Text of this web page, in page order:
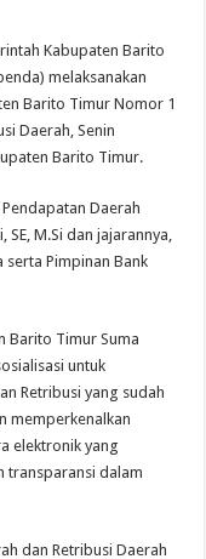
Kabupaten Barito
melaksanakan
Barito Timur Nomor 1
Daerah, Senin
Barito Timur.
Daerah
M.Si dan jajarannya,
serta Pimpinan Bank
Barito Timur Suma
untuk
Retribusi yang sudah
memperkenalkan
elektronik yang
transparansi dalam
dan Retribusi Daerah